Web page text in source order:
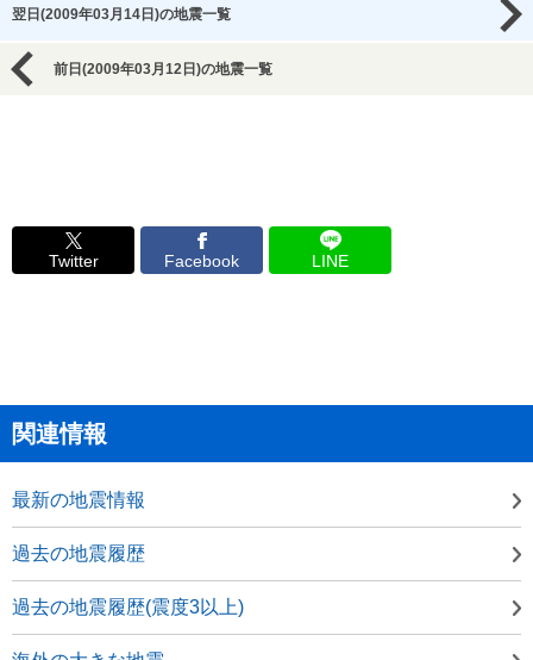
翌日(2009年03月14日)の地震一覧
前日(2009年03月12日)の地震一覧
Twitter Facebook LINE
関連情報
最新の地震情報
過去の地震履歴
過去の地震履歴(震度3以上)